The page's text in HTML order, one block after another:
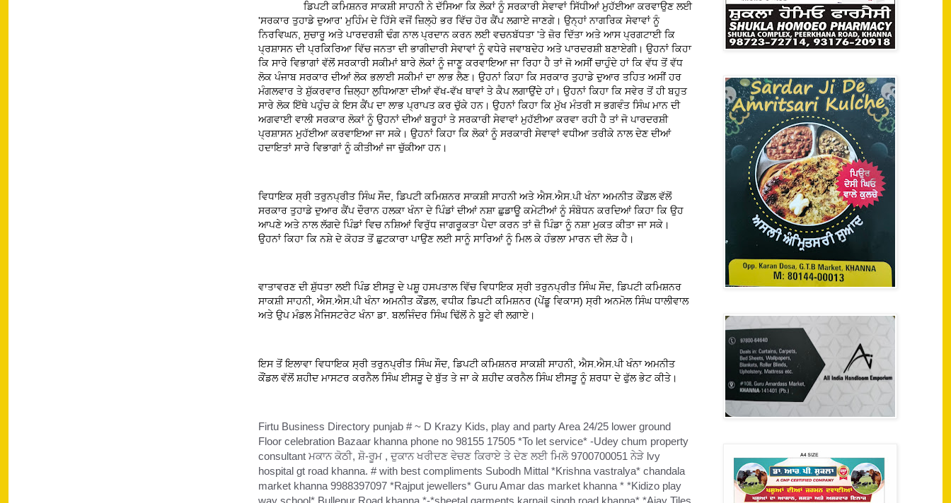
ਡਿਪਟੀ ਕਮਿਸ਼ਨਰ ਸਾਕਸ਼ੀ ਸਾਹਨੀ ਨੇ ਦੱਸਿਆ ਕਿ ਲੋਕਾਂ ਨੂੰ ਸਰਕਾਰੀ ਸੇਵਾਵਾਂ ਸਿੱਧੀਆਂ ਮੁਹੱਈਆ ਕਰਵਾਉਣ ਲਈ
'ਸਰਕਾਰ ਤੁਹਾਡੇ ਦੁਆਰ' ਮੁਹਿੰਮ ਦੇ ਹਿੱਸੇ ਵਜੋਂ ਜ਼ਿਲ੍ਹੇ ਭਰ ਵਿੱਚ ਹੋਰ ਕੈਂਪ ਲਗਾਏ ਜਾਣਗੇ। ਉਨ੍ਹਾਂ ਨਾਗਰਿਕ ਸੇਵਾਵਾਂ ਨੂੰ
ਨਿਰਵਿਘਨ, ਸੁਚਾਰੂ ਅਤੇ ਪਾਰਦਰਸ਼ੀ ਢੰਗ ਨਾਲ ਪ੍ਰਦਾਨ ਕਰਨ ਲਈ ਵਚਨਬੱਧਤਾ 'ਤੇ ਜ਼ੋਰ ਦਿੱਤਾ ਅਤੇ ਆਸ ਪ੍ਰਗਟਾਈ ਕਿ
ਪ੍ਰਸ਼ਾਸਨ ਦੀ ਪ੍ਰਕਿਰਿਆ ਵਿੱਚ ਜਨਤਾ ਦੀ ਭਾਗੀਦਾਰੀ ਸੇਵਾਵਾਂ ਨੂੰ ਵਧੇਰੇ ਜਵਾਬਦੇਹ ਅਤੇ ਪਾਰਦਰਸ਼ੀ ਬਣਾਏਗੀ। ਉਹਨਾਂ ਕਿਹਾ
ਕਿ ਸਾਰੇ ਵਿਭਾਗਾਂ ਵੱਲੋਂ ਸਰਕਾਰੀ ਸਕੀਮਾਂ ਬਾਰੇ ਲੋਕਾਂ ਨੂੰ ਜਾਣੂ ਕਰਵਾਇਆ ਜਾ ਰਿਹਾ ਹੈ ਤਾਂ ਜੋ ਅਸੀਂ ਚਾਹੁੰਦੇ ਹਾਂ ਕਿ ਵੱਧ ਤੋਂ ਵੱਧ
ਲੋਕ ਪੰਜਾਬ ਸਰਕਾਰ ਦੀਆਂ ਲੋਕ ਭਲਾਈ ਸਕੀਮਾਂ ਦਾ ਲਾਭ ਲੈਣ। ਉਹਨਾਂ ਕਿਹਾ ਕਿ ਸਰਕਾਰ ਤੁਹਾਡੇ ਦੁਆਰ ਤਹਿਤ ਅਸੀਂ ਹਰ
ਮੰਗਲਵਾਰ ਤੇ ਸ਼ੁੱਕਰਵਾਰ ਜ਼ਿਲ੍ਹਾ ਲੁਧਿਆਣਾ ਦੀਆਂ ਵੱਖ-ਵੱਖ ਥਾਵਾਂ ਤੇ ਕੈਪ ਲਗਾਉਂਦੇ ਹਾਂ। ਉਹਨਾਂ ਕਿਹਾ ਕਿ ਸਵੇਰ ਤੋਂ ਹੀ ਬਹੁਤ
ਸਾਰੇ ਲੋਕ ਇੱਥੇ ਪਹੁੰਚ ਕੇ ਇਸ ਕੈਂਪ ਦਾ ਲਾਭ ਪ੍ਰਾਪਤ ਕਰ ਚੁੱਕੇ ਹਨ। ਉਹਨਾਂ ਕਿਹਾ ਕਿ ਮੁੱਖ ਮੰਤਰੀ ਸ ਭਗਵੰਤ ਸਿੰਘ ਮਾਨ ਦੀ
ਅਗਵਾਈ ਵਾਲੀ ਸਰਕਾਰ ਲੋਕਾਂ ਨੂੰ ਉਹਨਾਂ ਦੀਆਂ ਬਰੂਹਾਂ ਤੇ ਸਰਕਾਰੀ ਸੇਵਾਵਾਂ ਮੁਹੱਈਆ ਕਰਵਾ ਰਹੀ ਹੈ ਤਾਂ ਜੋ ਪਾਰਦਰਸ਼ੀ
ਪ੍ਰਸ਼ਾਸਨ ਮੁਹੱਈਆ ਕਰਵਾਇਆ ਜਾ ਸਕੇ। ਉਹਨਾਂ ਕਿਹਾ ਕਿ ਲੋਕਾਂ ਨੂੰ ਸਰਕਾਰੀ ਸੇਵਾਵਾਂ ਵਧੀਆ ਤਰੀਕੇ ਨਾਲ ਦੇਣ ਦੀਆਂ
ਹਦਾਇਤਾਂ ਸਾਰੇ ਵਿਭਾਗਾਂ ਨੂੰ ਕੀਤੀਆਂ ਜਾ ਚੁੱਕੀਆ ਹਨ।
ਵਿਧਾਇਕ ਸ੍ਰੀ ਤਰੁਨਪ੍ਰੀਤ ਸਿੰਘ ਸੌਦ, ਡਿਪਟੀ ਕਮਿਸ਼ਨਰ ਸਾਕਸ਼ੀ ਸਾਹਨੀ ਅਤੇ ਐਸ.ਐਸ.ਪੀ ਖੰਨਾ ਅਮਨੀਤ ਕੌਂਡਲ ਵੱਲੋਂ
ਸਰਕਾਰ ਤੁਹਾਡੇ ਦੁਆਰ ਕੈਂਪ ਦੌਰਾਨ ਹਲਕਾ ਖੰਨਾ ਦੇ ਪਿੰਡਾਂ ਦੀਆਂ ਨਸ਼ਾ ਛੁਡਾਊ ਕਮੇਟੀਆਂ ਨੂੰ ਸੰਬੋਧਨ ਕਰਦਿਆਂ ਕਿਹਾ ਕਿ ਉਹ
ਆਪਣੇ ਅਤੇ ਨਾਲ ਲੱਗਦੇ ਪਿੰਡਾਂ ਵਿਚ ਨਸ਼ਿਆਂ ਵਿਰੁੱਧ ਜਾਗਰੂਕਤਾ ਪੈਦਾ ਕਰਨ ਤਾਂ ਜ਼ੋ ਪਿੰਡਾ ਨੂੰ ਨਸ਼ਾ ਮੁਕਤ ਕੀਤਾ ਜਾ ਸਕੇ।
ਉਹਨਾਂ ਕਿਹਾ ਕਿ ਨਸ਼ੇ ਦੇ ਕੋਹੜ ਤੋਂ ਛੁਟਕਾਰਾ ਪਾਉਣ ਲਈ ਸਾਨੂੰ ਸਾਰਿਆਂ ਨੂੰ ਮਿਲ ਕੇ ਹੰਭਲਾ ਮਾਰਨ ਦੀ ਲੋੜ ਹੈ।
ਵਾਤਾਵਰਣ ਦੀ ਸ਼ੁੱਧਤਾ ਲਈ ਪਿੰਡ ਈਸੜੂ ਦੇ ਪਸ਼ੂ ਹਸਪਤਾਲ ਵਿੱਚ ਵਿਧਾਇਕ ਸ੍ਰੀ ਤਰੁਨਪ੍ਰੀਤ ਸਿੰਘ ਸੌਦ, ਡਿਪਟੀ ਕਮਿਸ਼ਨਰ
ਸਾਕਸ਼ੀ ਸਾਹਨੀ, ਐਸ.ਐਸ.ਪੀ ਖੰਨਾ ਅਮਨੀਤ ਕੌਂਡਲ, ਵਧੀਕ ਡਿਪਟੀ ਕਮਿਸ਼ਨਰ (ਪੇਂਡੂ ਵਿਕਾਸ) ਸ੍ਰੀ ਅਨਮੋਲ ਸਿੰਘ ਧਾਲੀਵਾਲ
ਅਤੇ ਉਪ ਮੰਡਲ ਮੈਜਿਸਟਰੇਟ ਖੰਨਾ ਡਾ. ਬਲਜਿੰਦਰ ਸਿੰਘ ਢਿੱਲੋਂ ਨੇ ਬੂਟੇ ਵੀ ਲਗਾਏ।
ਇਸ ਤੋਂ ਇਲਾਵਾ ਵਿਧਾਇਕ ਸ੍ਰੀ ਤਰੁਨਪ੍ਰੀਤ ਸਿੰਘ ਸੌਦ, ਡਿਪਟੀ ਕਮਿਸ਼ਨਰ ਸਾਕਸ਼ੀ ਸਾਹਨੀ, ਐਸ.ਐਸ.ਪੀ ਖੰਨਾ ਅਮਨੀਤ
ਕੌਂਡਲ ਵੱਲੋਂ ਸ਼ਹੀਦ ਮਾਸਟਰ ਕਰਨੈਲ ਸਿੰਘ ਈਸੜੂ ਦੇ ਬੁੱਤ ਤੇ ਜਾ ਕੇ ਸ਼ਹੀਦ ਕਰਨੈਲ ਸਿੰਘ ਈਸੜੂ ਨੂੰ ਸ਼ਰਧਾ ਦੇ ਫੁੱਲ ਭੇਟ ਕੀਤੇ।
Firtu Business Directory punjab # ~ D Krazy Kids, play and party Area 24/25 lower ground
Floor celebration Bazaar khanna phone no 98155 17505 *To let service* -Udey chum property
consultant ਮਕਾਨ ਕੋਠੀ, ਸ਼ੋ-ਰੂਮ , ਦੁਕਾਨ ਖਰੀਦਣ ਵੇਚਣ ਕਿਰਾਏ ਤੇ ਦੇਣ ਲਈ ਮਿਲੋ 9700700051 ਨੇੜੇ lvy
hospital gt road khanna. # with best compliments Subodh Mittal *Krishna vastralya* chandala
market khanna 9988397097 *Rajput jewellers* Guru Amar das market khanna * *Kidizo play